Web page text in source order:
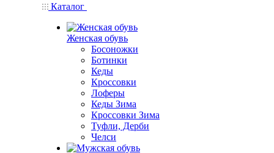
Каталог
Женская обувь
Босоножки
Ботинки
Кеды
Кроссовки
Лоферы
Кеды Зима
Кроссовки Зима
Туфли, Дерби
Челси